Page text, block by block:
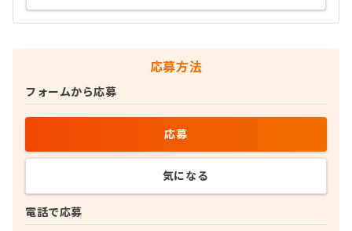
応募方法
電話で応募
フォームから応募
応募
気になる